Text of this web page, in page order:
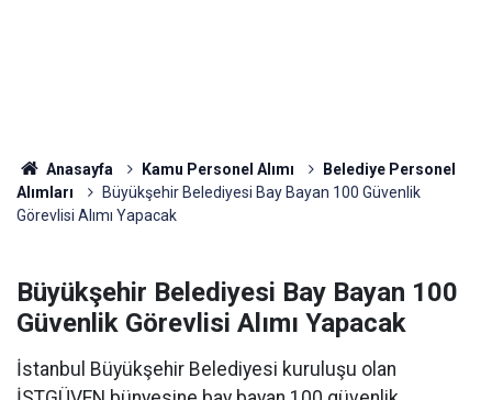
Anasayfa Kamu Personel Alımı
Belediye Personel
Alımları
Büyükşehir Belediyesi Bay Bayan 100 Güvenlik
Görevlisi Alımı Yapacak
Büyükşehir Belediyesi Bay Bayan 100
Güvenlik Görevlisi Alımı Yapacak
İstanbul Büyükşehir Belediyesi kuruluşu olan